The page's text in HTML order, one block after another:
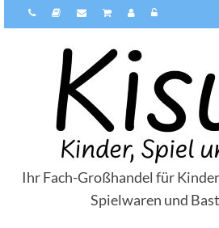
Ihr Fach-Großhandel für
Spielwaren und